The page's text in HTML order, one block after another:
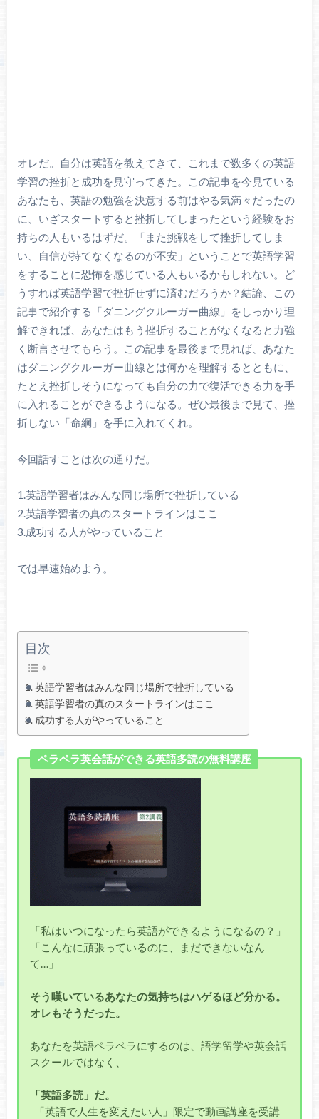
オレだ。自分は英語を教えてきて、これまで数多くの英語
学習の挫折と成功を見守ってきた。この記事を今見ている
あなたも、英語の勉強を決意する前はやる気満々だったの
に、いざスタートすると挫折してしまったという経験をお
持ちの人もいるはずだ。「また挑戦をして挫折してしま
い、自信が持てなくなるのが不安」ということで英語学習
をすることに恐怖を感じている人もいるかもしれない。ど
うすれば英語学習で挫折せずに済むだろうか？結論、この
記事で紹介する「ダニングクルーガー曲線」をしっかり理
解できれば、あなたはもう挫折することがなくなると力強
く断言させてもらう。この記事を最後まで見れば、あなた
はダニングクルーガー曲線とは何かを理解するとともに、
たとえ挫折しそうになっても自分の力で復活できる力を手
に入れることができるようになる。ぜひ最後まで見て、挫
折しない「命綱」を手に入れてくれ。
今回話すことは次の通りだ。
1.英語学習者はみんな同じ場所で挫折している
2.英語学習者の真のスタートラインはここ
3.成功する人がやっていること
では早速始めよう。
目次
英語学習者はみんな同じ場所で挫折している
英語学習者の真のスタートラインはここ
成功する人がやっていること
ペラペラ英会話ができる英語多読の無料講座
「私はいつになったら英語ができるようになるの？」
「こんなに頑張っているのに、まだできないなん
て…」
そう嘆いているあなたの気持ちはハゲるほど分かる。
オレもそうだった。
あなたを英語ペラペラにするのは、語学留学や英会話
スクールではなく、
「英語多読」だ。
「英語で人生を変えたい人」限定で動画講座を受講